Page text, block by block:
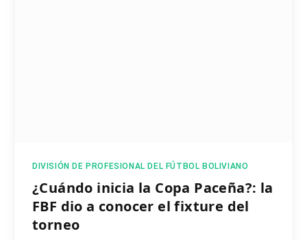
DIVISIÓN DE PROFESIONAL DEL FÚTBOL BOLIVIANO
¿Cuándo inicia la Copa Paceña?: la
FBF dio a conocer el fixture del
torneo